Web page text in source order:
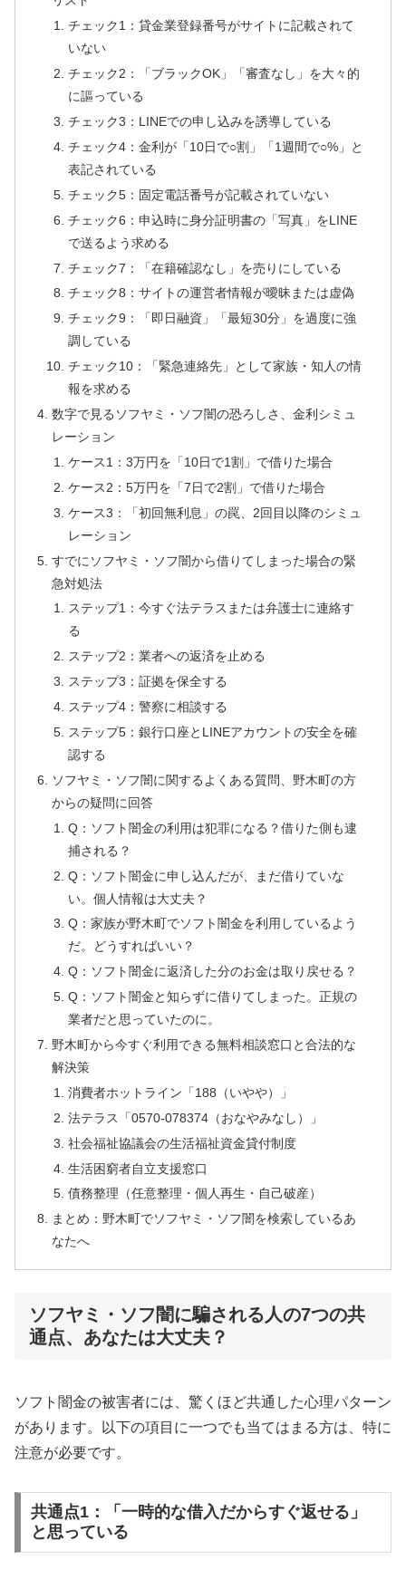
チェック1：貸金業登録番号がサイトに記載されて
いない
チェック2：「ブラックOK」「審査なし」を大々的
に謳っている
チェック3：LINEでの申し込みを誘導している
チェック4：金利が「10日で○割」「1週間で○%」と
表記されている
チェック5：固定電話番号が記載されていない
チェック6：申込時に身分証明書の「写真」をLINE
で送るよう求める
チェック7：「在籍確認なし」を売りにしている
チェック8：サイトの運営者情報が曖昧または虚偽
チェック9：「即日融資」「最短30分」を過度に強
調している
チェック10：「緊急連絡先」として家族・知人の情
報を求める
数字で見るソフヤミ・ソフ闇の恐ろしさ、金利シミュ
レーション
ケース1：3万円を「10日で1割」で借りた場合
ケース2：5万円を「7日で2割」で借りた場合
ケース3：「初回無利息」の罠、2回目以降のシミュ
レーション
すでにソフヤミ・ソフ闇から借りてしまった場合の緊
急対処法
ステップ1：今すぐ法テラスまたは弁護士に連絡す
る
ステップ2：業者への返済を止める
ステップ3：証拠を保全する
ステップ4：警察に相談する
ステップ5：銀行口座とLINEアカウントの安全を確
認する
ソフヤミ・ソフ闇に関するよくある質問、野木町の方
からの疑問に回答
Q：ソフト闇金の利用は犯罪になる？借りた側も逮
捕される？
Q：ソフト闇金に申し込んだが、まだ借りていな
い。個人情報は大丈夫？
Q：家族が野木町でソフト闇金を利用しているよう
だ。どうすればいい？
Q：ソフト闇金に返済した分のお金は取り戻せる？
Q：ソフト闇金と知らずに借りてしまった。正規の
業者だと思っていたのに。
野木町から今すぐ利用できる無料相談窓口と合法的な
解決策
消費者ホットライン「188（いやや）」
法テラス「0570-078374（おなやみなし）」
社会福祉協議会の生活福祉資金貸付制度
生活困窮者自立支援窓口
債務整理（任意整理・個人再生・自己破産）
まとめ：野木町でソフヤミ・ソフ闇を検索しているあ
なたへ
ソフヤミ・ソフ闇に騙される人の7つの共
通点、あなたは大丈夫？
ソフト闇金の被害者には、驚くほど共通した心理パターン
があります。以下の項目に一つでも当てはまる方は、特に
注意が必要です。
共通点1：「一時的な借入だからすぐ返せる」
と思っている